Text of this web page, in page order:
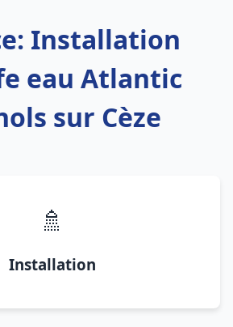
Installation
eau Atlantic
sur Cèze
🚿
Installation